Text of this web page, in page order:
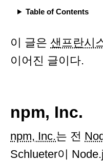
Table of Contents
이 글은 샌프란시
이어진 글이다.
npm, Inc.
npm, Inc.는 전
Schlueter이